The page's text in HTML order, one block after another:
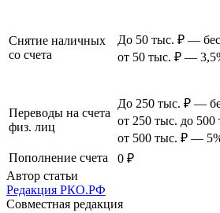
Снятие наличных
со счета
До 50 тыс. ₽ —
от 50 тыс. ₽ —
Переводы на счета
физ. лиц
До 250 тыс. ₽ —
от 250 тыс. до
от 500 тыс. ₽ —
Пополнение счета
0 ₽
Автор статьи
Редакция РКО.РФ
Совместная редакция